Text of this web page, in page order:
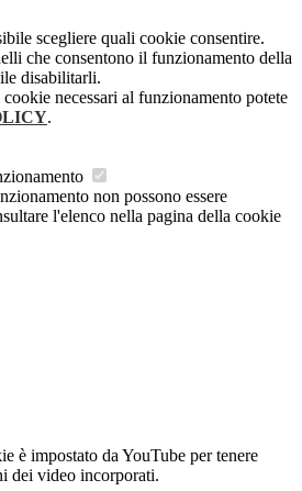
scegliere quali cookie consentire.
che consentono il funzionamento della
disabilitarli.
necessari al funzionamento potete
.
non possono essere
l'elenco nella pagina della cookie
è impostato da YouTube per tenere
dei video incorporati.